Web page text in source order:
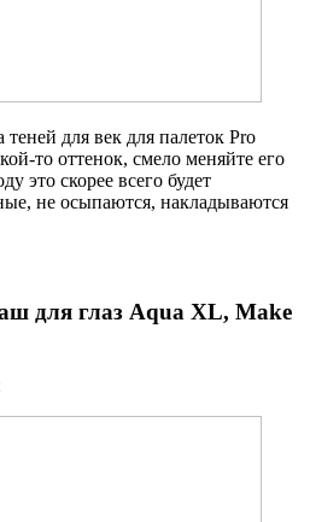
для век для палеток Pro
то оттенок, смело меняйте его
это скорее всего будет
не осыпаются, накладываются
для глаз Aqua XL, Make